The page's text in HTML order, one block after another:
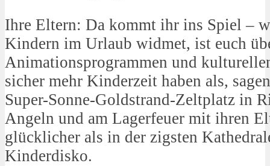
Ihre Eltern: Da kommt ihr ins Spiel –
Kindern im Urlaub widmet, ist euch
Animationsprogrammen und
sicher mehr Kinderzeit haben als,
Super-Sonne-Goldstrand-Zeltplatz in
Angeln und am Lagerfeuer mit ihren
glücklicher als in der zigsten
Kinderdisko.